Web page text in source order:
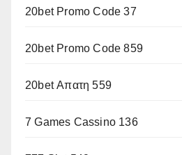
20bet Promo Code 37
20bet Promo Code 859
20bet Απατη 559
7 Games Cassino 136